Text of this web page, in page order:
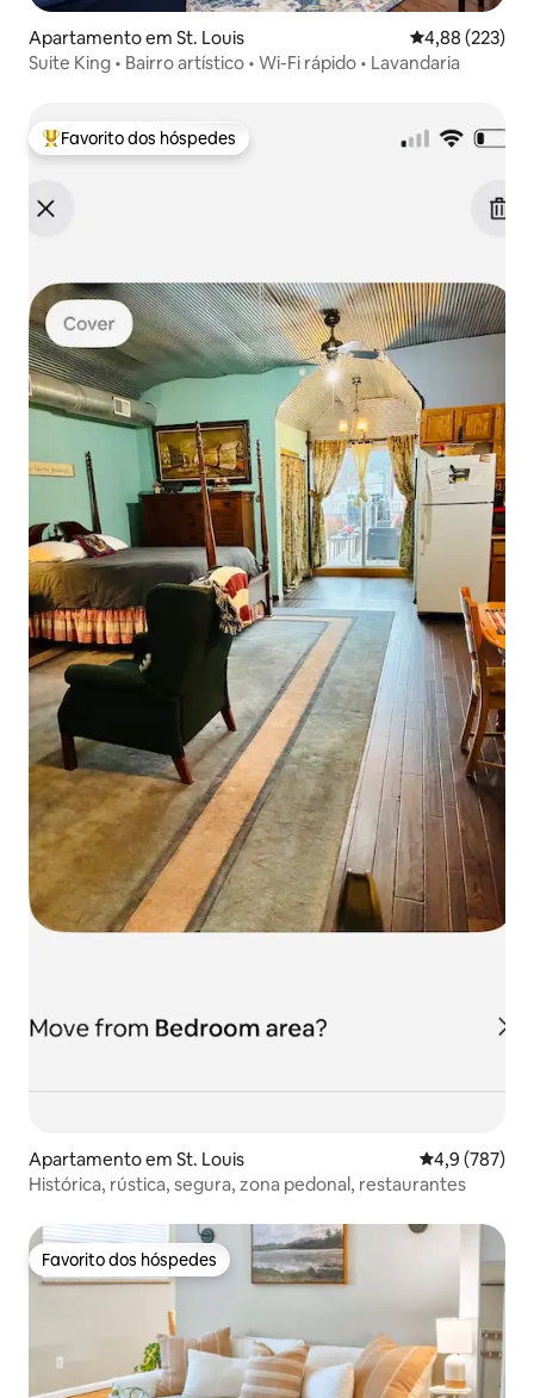
Apartamento em St. Louis Classificação
4,88 (223)
Suite King • Bairro artístico • Wi-Fi rápido • Lavandaria
Favoritos dos hóspedes mais apreciados
Favorito dos hóspedes
Apartamento em St. Louis Classificação
4,9 (787)
Histórica, rústica, segura, zona pedonal, restaurantes
Favorito dos hóspedes
Favorito dos hóspedes